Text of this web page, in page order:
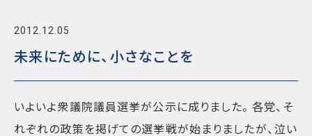
2012.12.05
未来にために、小さなことを
いよいよ衆議院議員選挙が公示に成りました。各党、そ
れぞれの政策を掲げての選挙戦が始まりましたが、泣い